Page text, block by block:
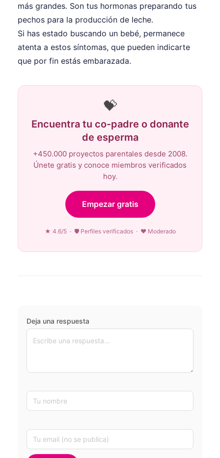
más grandes. Son tus hormonas preparando tus
pechos para la producción de leche.
Si has estado buscando un bebé, permanece
atenta a estos síntomas, que pueden indicarte
que por fin estás embarazada.
💝
Encuentra tu co-padre o donante
de esperma
+450.000 proyectos parentales desde 2008.
Únete gratis y conoce miembros verificados
hoy.
Empezar gratis
★ 4.6/5 · 🛡 Perfiles verificados · ♥ Moderado
Deja una respuesta